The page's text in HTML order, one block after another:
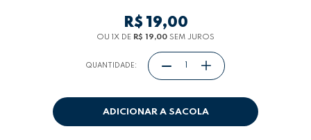
R$ 19,00
OU 1X DE R$ 19,00 SEM JUROS
QUANTIDADE:
ADICIONAR A SACOLA